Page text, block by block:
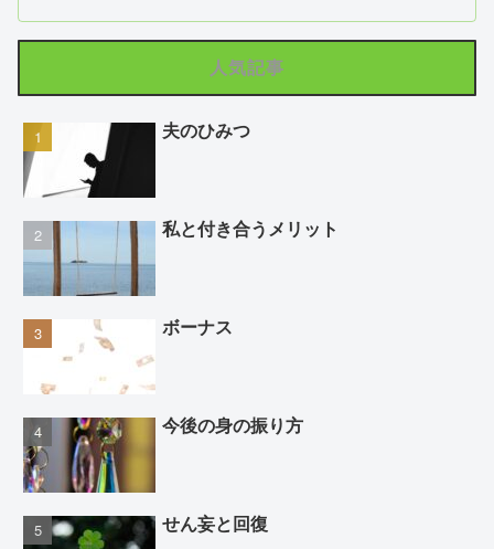
人気記事
夫のひみつ
私と付き合うメリット
ボーナス
今後の身の振り方
せん妄と回復